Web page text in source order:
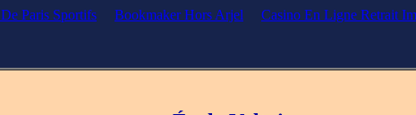
Paris Sportifs Bookmaker Hors Arjel Casino En Ligne Retrait